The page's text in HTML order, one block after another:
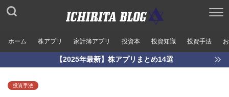
ホーム 株アプリ 家計簿アプリ 投資本 投資知識 投資手法
【2025年最新】株アプリまとめ14選
投資手法